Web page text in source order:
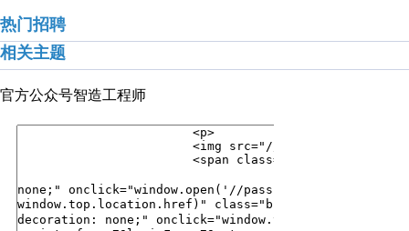
热门招聘
相关主题
官方公众号智造工程师